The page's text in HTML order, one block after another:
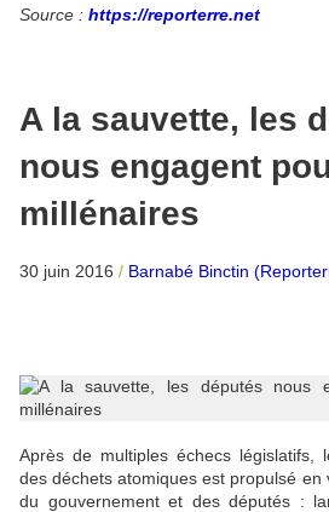
Source : https://reporterre.net
A la sauvette, les
nous engagent
millénaires
30 juin 2016 / Barnabé Binctin
Après de multiples échecs législatifs,
des déchets atomiques est propulsé en
du gouvernement et des députés :